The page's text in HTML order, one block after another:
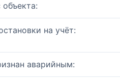
объекта:
на учёт:
аварийным: